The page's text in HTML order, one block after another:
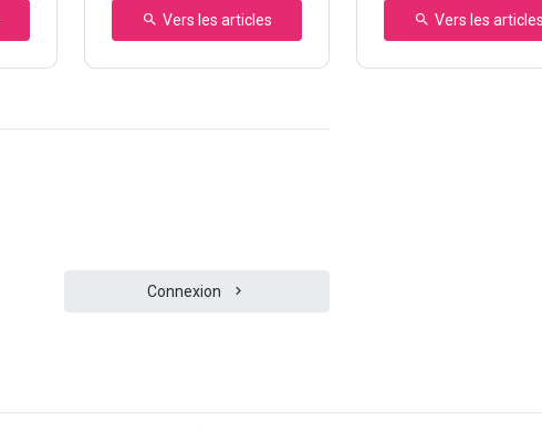
Vers les articles Vers les
Connexion